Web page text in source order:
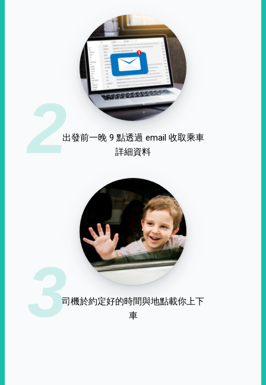
2出發前一晚 9 點透過 email 收取乘車
詳細資料
3司機於約定好的時間與地點載你上下
車